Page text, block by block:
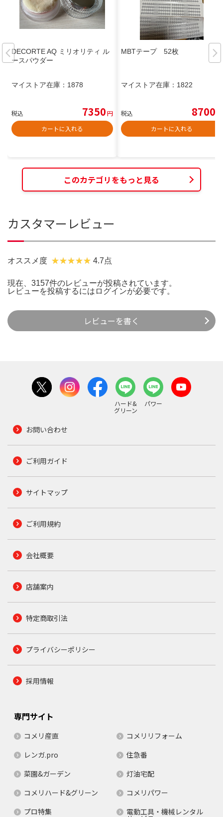
DECORTE AQ ミリオリティ ル
ースパウダー
マイストア在庫： 1878
税込 7350円
カートに入れる
MBTテープ 52枚
マイストア在庫： 1822
税込 8700
カートに入れる
このカテゴリをもっと見る
カスタマーレビュー
オススメ度 4.7点
現在、3157件のレビューが投稿されています。
レビューを投稿するには ログインが必要です。
レビューを書く
ハード&
グリーン
パワー
お問い合わせ
ご利用ガイド
サイトマップ
ご利用規約
会社概要
店舗案内
特定商取引法
プライバシーポリシー
採用情報
専門サイト
コメリ産直
コメリリフォーム
レンガ.pro
住急番
菜園&ガーデン
灯油宅配
コメリハード&グリーン
コメリパワー
プロ特集
電動工具・機械レンタル